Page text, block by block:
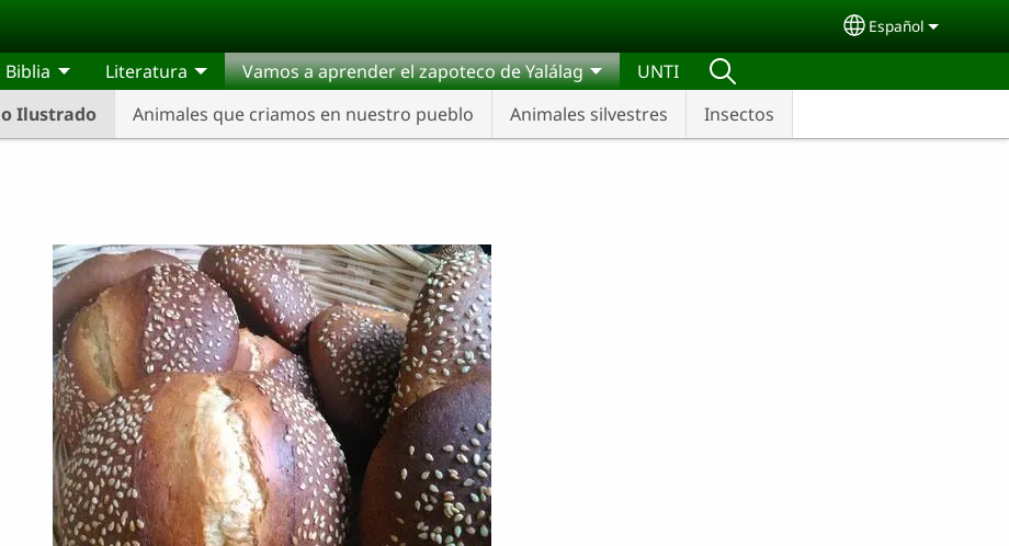
Select your
Español
Biblia Literatura
Vamos a aprender el zapoteco de Yalálag
Ilustrado Animales que criamos en nuestro pueblo Animales silvestres Insectos
UNTI